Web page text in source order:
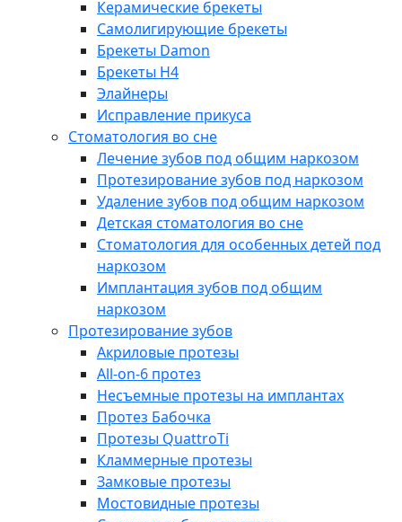
Керамические брекеты
Самолигирующие брекеты
Брекеты Damon
Брекеты H4
Элайнеры
Исправление прикуса
Стоматология во сне
Лечение зубов под общим наркозом
Протезирование зубов под наркозом
Удаление зубов под общим наркозом
Детская стоматология во сне
Стоматология для особенных детей под
наркозом
Имплантация зубов под общим
наркозом
Протезирование зубов
Акриловые протезы
All-on-6 протез
Несъемные протезы на имплантах
Протез Бабочка
Протезы QuattroTi
Кламмерные протезы
Замковые протезы
Мостовидные протезы